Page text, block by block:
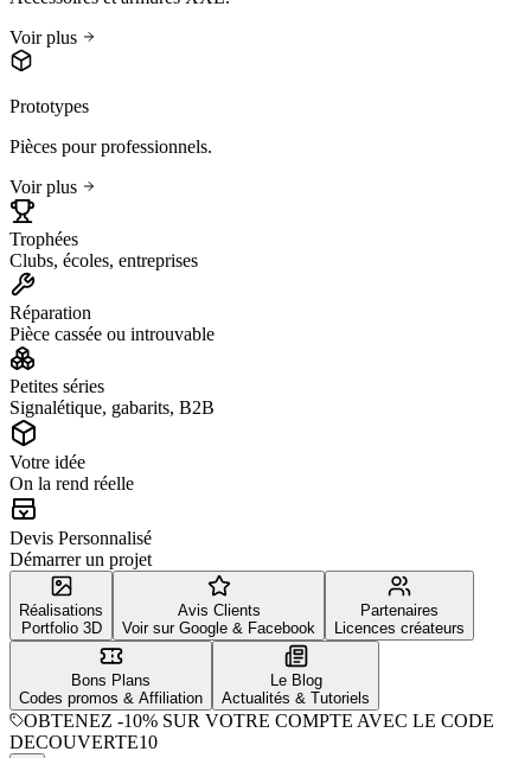
Voir plus
Prototypes
Pièces pour professionnels.
Voir plus
Trophées
Clubs, écoles, entreprises
Réparation
Pièce cassée ou introuvable
Petites séries
Signalétique, gabarits, B2B
Votre idée
On la rend réelle
Devis Personnalisé
Démarrer un projet
Réalisations
Portfolio 3D
Avis Clients
Voir sur Google & Facebook
Partenaires
Licences créateurs
Bons Plans
Codes promos & Affiliation
Le Blog
Actualités & Tutoriels
OBTENEZ -10% SUR VOTRE COMPTE AVEC LE CODE
DECOUVERTE10